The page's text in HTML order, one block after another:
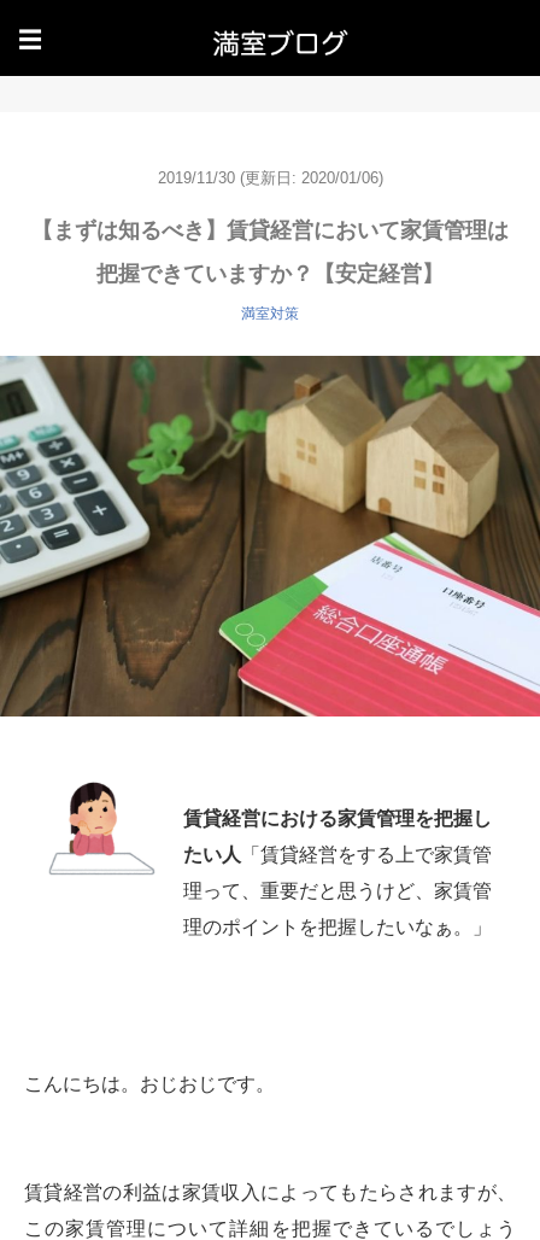
☰
2019/11/30 (更新日: 2020/01/06)
【まずは知るべき】賃貸経営において家賃管理は
把握できていますか？【安定経営】
満室対策
賃貸経営における家賃管理を把握し
たい人
「賃貸経営をする上で家賃管
理って、重要だと思うけど、家賃管
理のポイントを把握したいなぁ。」
こんにちは。おじおじです。
賃貸経営の利益は家賃収入によってもたらされますが、
この家賃管理について詳細を把握できているでしょう